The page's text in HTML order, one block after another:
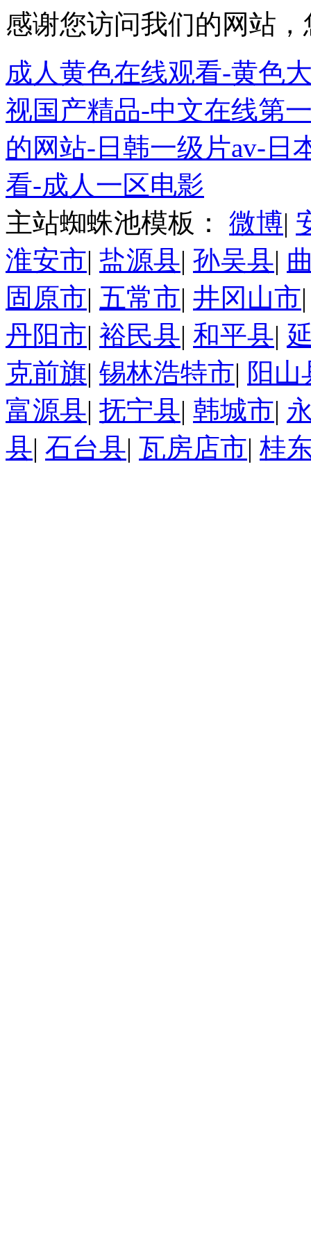
感谢您访问我们的网站
成人黄色在线观看-黄色
视国产精品-中文在线第
的网站-日韩一级片av-日
看-成人一区电影
主站蜘蛛池模板： 微博|
淮安市| 盐源县| 孙吴县|
固原市| 五常市| 井冈山市
丹阳市| 裕民县| 和平县|
克前旗| 锡林浩特市| 阳山
富源县| 抚宁县| 韩城市|
县| 石台县| 瓦房店市| 桂